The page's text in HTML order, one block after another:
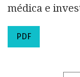
médica e
PDF